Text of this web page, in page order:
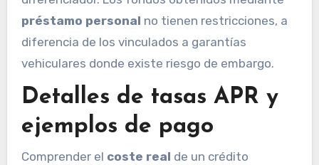
préstamo personal no tienen restricciones, a
diferencia de los vinculados a garantías
vehiculares donde existe riesgo de embargo.
Detalles de tasas APR y
ejemplos de pago
Comprender el coste real de un crédito